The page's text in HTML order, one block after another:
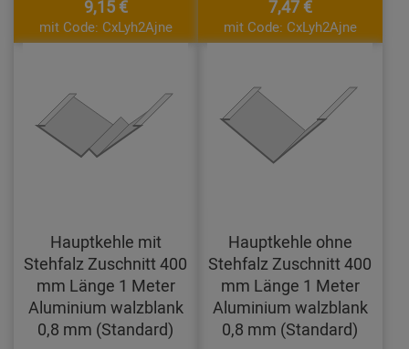
9,15 €
mit Code: CxLyh2Ajne
7,47 €
mit Code: CxLyh2Ajne
Hauptkehle mit
Stehfalz Zuschnitt 400
mm Länge 1 Meter
Aluminium walzblank
0,8 mm (Standard)
Hauptkehle ohne
Stehfalz Zuschnitt 400
mm Länge 1 Meter
Aluminium walzblank
0,8 mm (Standard)